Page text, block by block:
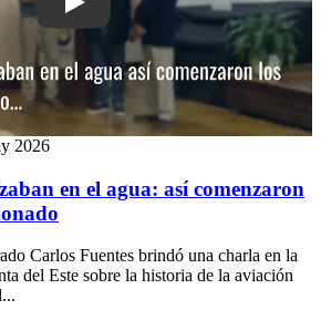
Play: Aviones que aterrizaban en el
2026
en el agua: así comenzaron
Carlos Fuentes brindó una charla en la
del Este sobre la historia de la aviación